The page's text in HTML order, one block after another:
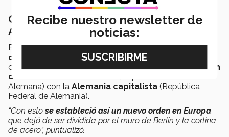
Gorbachov, crucial en la reunificación de
Alemania
En el caso deAlemania, después de la caída delmuro
de Berlín
, Gorbachov, como líder del bloque
comunista,
fue crucial para permitir la reunificación
de la Alemania
Alemana) con la Alemania capitalista (República
Federal de Alemania).
“Con estose estableció así un nuevo orden en Europa
que dejó de ser dividida por el muro de Berlín y la cortina
de acero”, puntualizó.
Recibe nuestro newsletter de
noticias: